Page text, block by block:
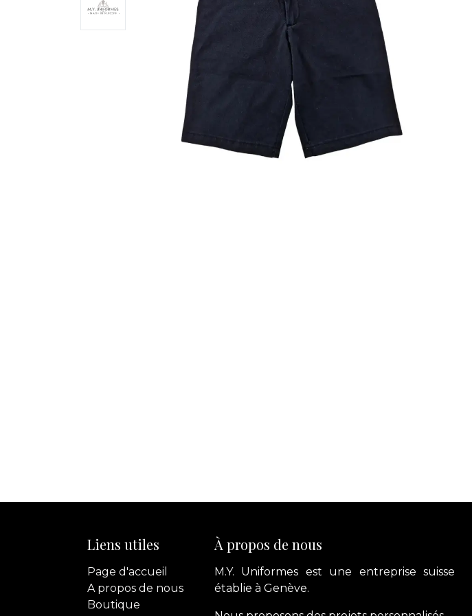
Liens utiles
Page d'accueil
A propos de nous
Boutique
À propos de nous
M.Y. Uniformes est une entreprise suisse
établie à Genève.